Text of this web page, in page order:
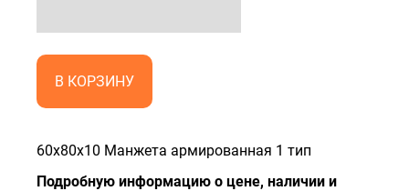
В КОРЗИНУ
60x80x10 Манжета армированная 1 тип
Подробную информацию о цене, наличии и